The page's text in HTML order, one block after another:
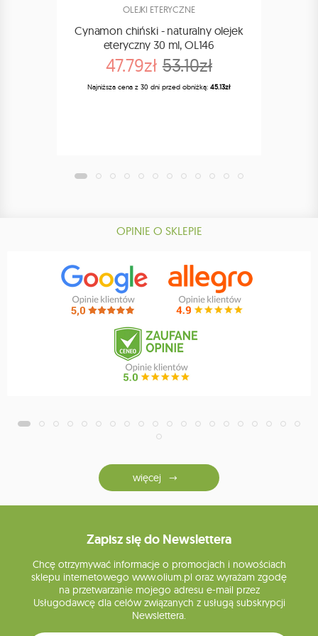
OLEJKI ETERYCZNE
Cynamon chiński - naturalny olejek
eteryczny 30 ml, OL146
47.79zł 53.10zł
Najniższa cena z 30 dni przed obniżką: 45.13zł
OPINIE O SKLEPIE
więcej
Zapisz się do Newslettera
Chcę otrzymywać informacje o promocjach i nowościach
sklepu internetowego www.olium.pl oraz wyrażam zgodę
na przetwarzanie mojego adresu e-mail przez
Usługodawcę dla celów związanych z usługą subskrypcji
Newslettera.